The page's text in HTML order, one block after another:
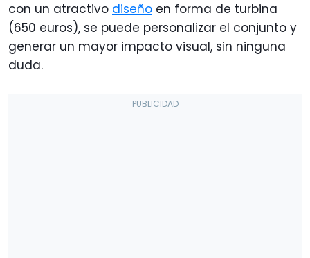
con un atractivo diseño en forma de turbina
(650 euros), se puede personalizar el conjunto y
generar un mayor impacto visual, sin ninguna
duda.